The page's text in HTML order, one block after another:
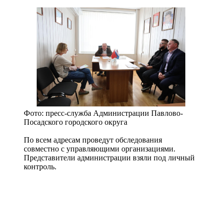
Фото: пресс-служба Администрации Павлово-
Посадского городского округа
По всем адресам проведут обследования
совместно с управляющими организациями.
Представители администрации взяли под личный
контроль.